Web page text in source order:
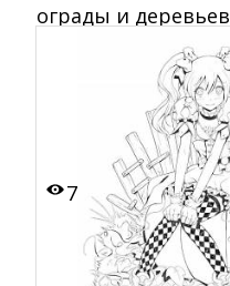
ограды и деревьев
7